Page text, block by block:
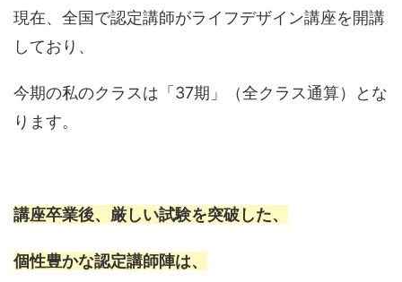
現在、全国で認定講師がライフデザイン講座を開講
しており、
今期の私のクラスは「37期」（全クラス通算）とな
ります。
講座卒業後、厳しい試験を突破した、
個性豊かな認定講師陣は、